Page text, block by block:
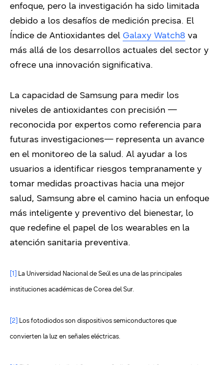
enfoque, pero la investigación ha sido limitada
debido a los desafíos de medición precisa. El
Índice de Antioxidantes del Galaxy Watch8 va
más allá de los desarrollos actuales del sector y
ofrece una innovación significativa.
La capacidad de Samsung para medir los
niveles de antioxidantes con precisión —
reconocida por expertos como referencia para
futuras investigaciones— representa un avance
en el monitoreo de la salud. Al ayudar a los
usuarios a identificar riesgos tempranamente y
tomar medidas proactivas hacia una mejor
salud, Samsung abre el camino hacia un enfoque
más inteligente y preventivo del bienestar, lo
que redefine el papel de los wearables en la
atención sanitaria preventiva.
[1]
La Universidad Nacional de Seúl es una de las principales
instituciones académicas de Corea del Sur.
[2]
Los fotodiodos son dispositivos semiconductores que
convierten la luz en señales eléctricas.